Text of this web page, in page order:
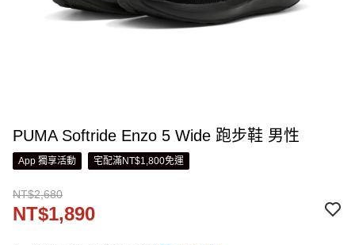
PUMA Softride Enzo 5 Wide 跑步鞋 男性
App 獨享活動 宅配滿NT$1,800免運
NT$2,680
NT$1,890